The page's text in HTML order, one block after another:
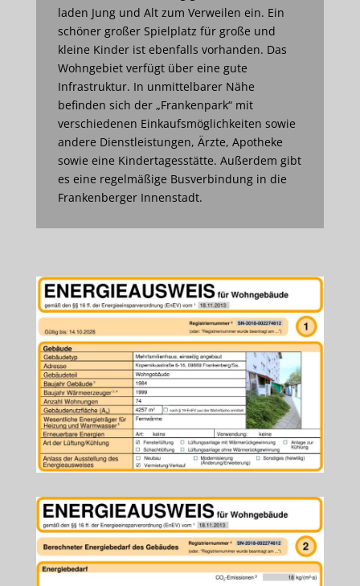
laden Jung und Alt zum Verweilen ein. Ein
schöner großer Spielplatz für große und
kleine Kinder ist ebenfalls vorhanden. Das
Wohngebiet verfügt über eine gute
Infrastruktur. In unmittelbarer Nähe
befinden sich der „Frankenpark“ mit
verschiedenen Einkaufsmöglichkeiten sowie
andere Dienstleistungen, Ärzte, Apotheke
sowie eine Kindertagesstätte. Außerdem gibt
es eine regelmäßige Busverbindung in die
Frankenberger Innenstadt.